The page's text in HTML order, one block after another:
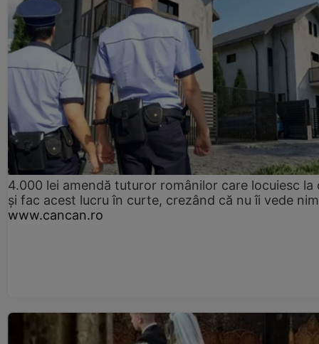
4.000 lei amendă tuturor românilor care locuiesc la
și fac acest lucru în curte, crezând că nu îi vede
www.cancan.ro